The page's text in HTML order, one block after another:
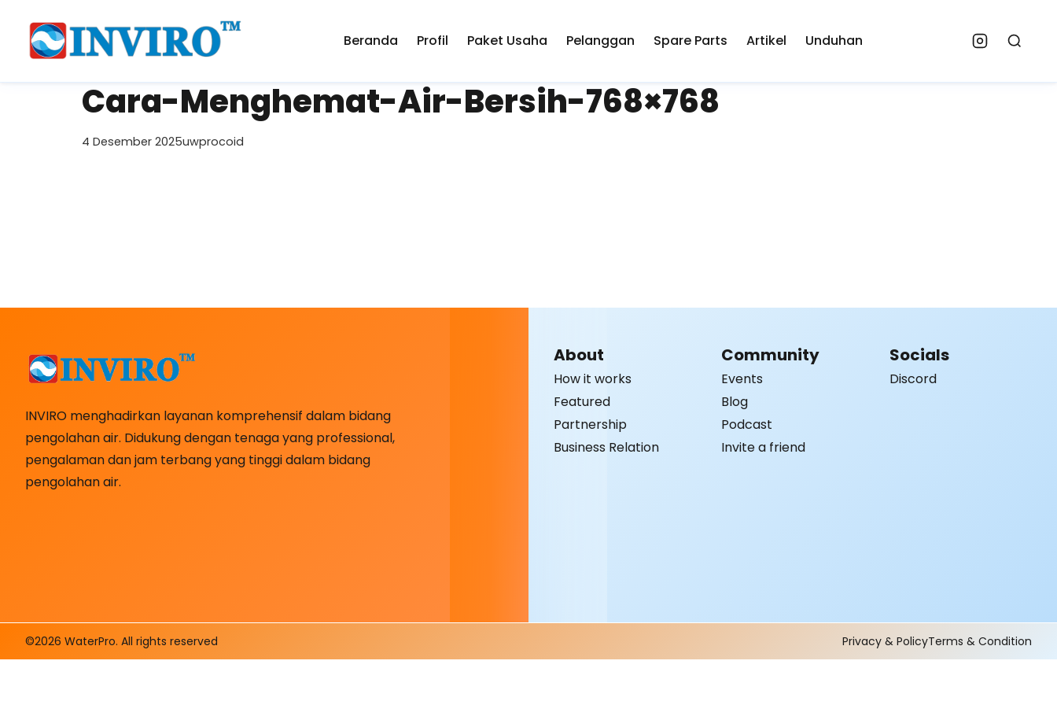
Beranda Profil Paket Usaha Pelanggan Spare Parts Artikel Unduhan Instagram
Search
Cara-Menghemat-Air-Bersih-768×768
4 Desember 2025uwprocoid
INVIRO menghadirkan layanan komprehensif dalam bidang
pengolahan air. Didukung dengan tenaga yang professional,
pengalaman dan jam terbang yang tinggi dalam bidang
pengolahan air.
About
How it works
Featured
Partnership
Business Relation
Community
Events
Blog
Podcast
Invite a friend
Socials
Discord
©2026 WaterPro. All rights reserved Privacy & PolicyTerms & Condition